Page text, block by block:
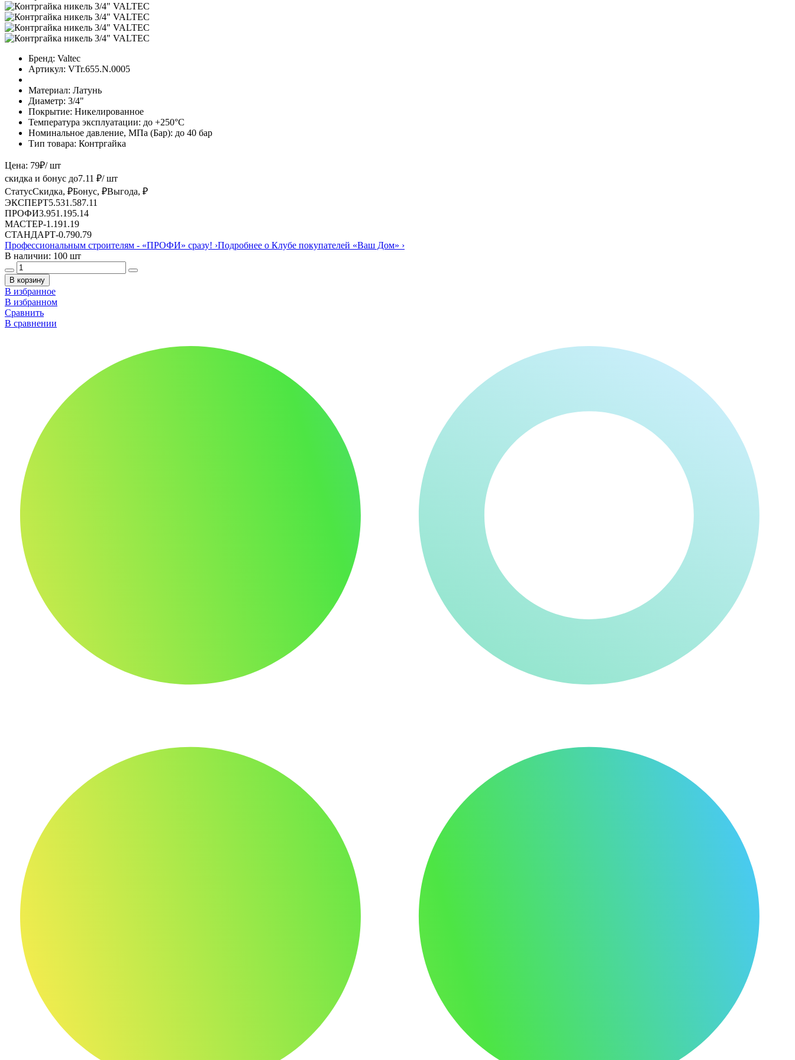
Бренд: Valtec
Артикул: VTr.655.N.0005
Материал: Латунь
Диаметр: 3/4"
Покрытие: Никелированное
Температура эксплуатации: до +250°С
Номинальное давление, МПа (Бар): до 40 бар
Тип товара: Контргайка
Цена: 79₽/ шт
скидка и бонус до7.11 ₽/ шт
СтатусСкидка, ₽Бонус, ₽Выгода, ₽
ЭКСПЕРТ5.531.587.11
ПРОФИ3.951.195.14
МАСТЕР-1.191.19
СТАНДАРТ-0.790.79
Профессиональным строителям - «ПРОФИ» сразу! ›Подробнее о Клубе покупателей «Ваш Дом» ›
В наличии: 100 шт
В корзину
В избранное
В избранном
Сравнить
В сравнении